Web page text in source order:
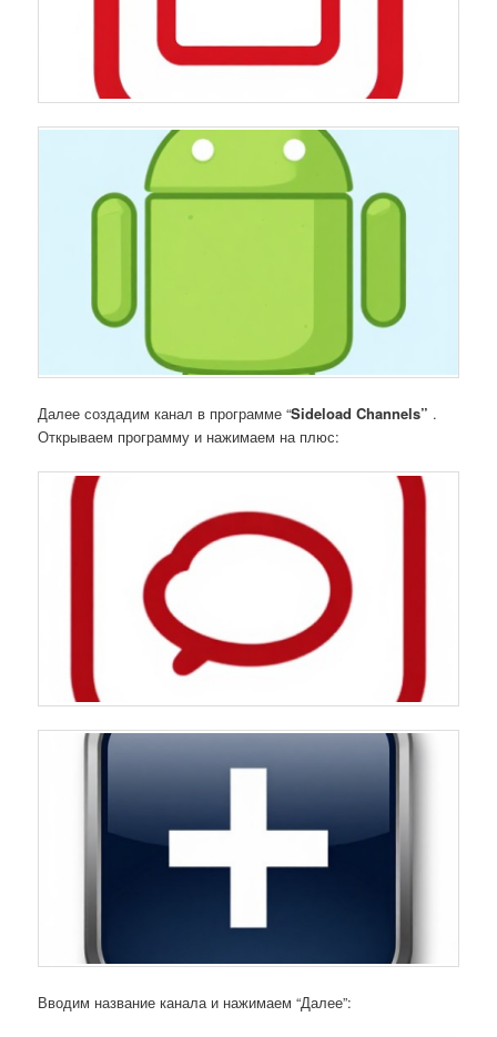
Далее создадим канал в программе “Sideload Channels” .
Открываем программу и нажимаем на плюс:
Вводим название канала и нажимаем “Далее”: